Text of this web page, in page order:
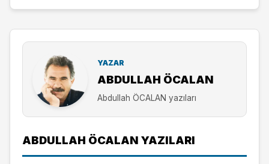
YAZAR
ABDULLAH ÖCALAN
Abdullah ÖCALAN yazıları
ABDULLAH ÖCALAN YAZILARI